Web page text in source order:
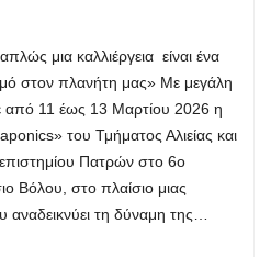
μια καλλιέργεια είναι ένα
στον πλανήτη μας» Με μεγάλη
από 11 έως 13 Μαρτίου 2026 η
του Τμήματος Αλιείας και
Πατρών στο 6ο
Βόλου, στο πλαίσιο μιας
αναδεικνύει τη δύναμη της…